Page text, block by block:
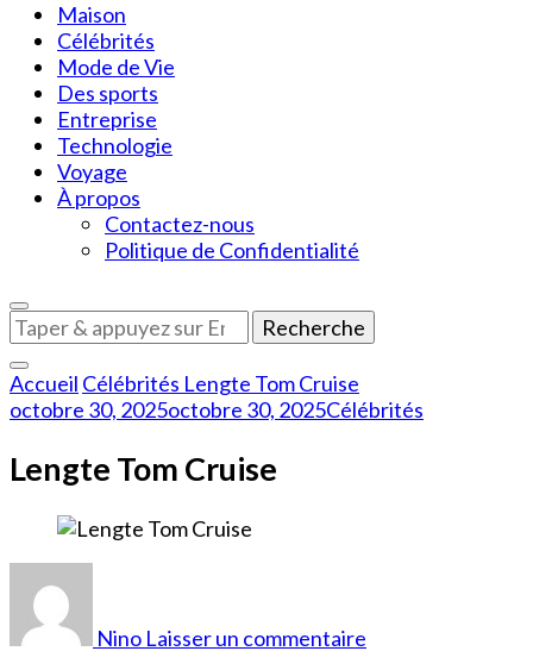
Maison
Célébrités
Mode de Vie
Des sports
Entreprise
Technologie
Voyage
À propos
Contactez-nous
Politique de Confidentialité
Vous
recherchiez
quelque
chose
?
Accueil Célébrités Lengte Tom Cruise
octobre 30, 2025octobre 30, 2025Célébrités
Lengte Tom Cruise
Nino Laisser un commentaire
Cruise